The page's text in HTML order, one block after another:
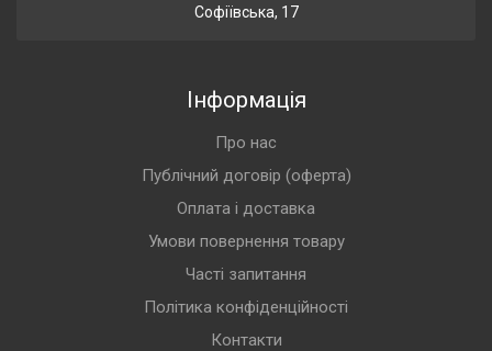
Софіївська, 17
Інформація
Про нас
Публічний договір (оферта)
Оплата і доставка
Умови повернення товару
Часті запитання
Політика конфіденційності
Контакти